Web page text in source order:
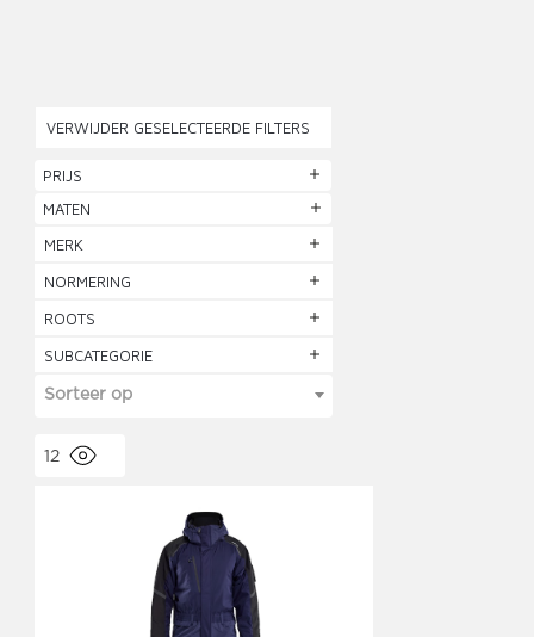
VERWIJDER GESELECTEERDE FILTERS
PRIJS
MATEN
MERK
NORMERING
ROOTS
SUBCATEGORIE
Sorteer op
12